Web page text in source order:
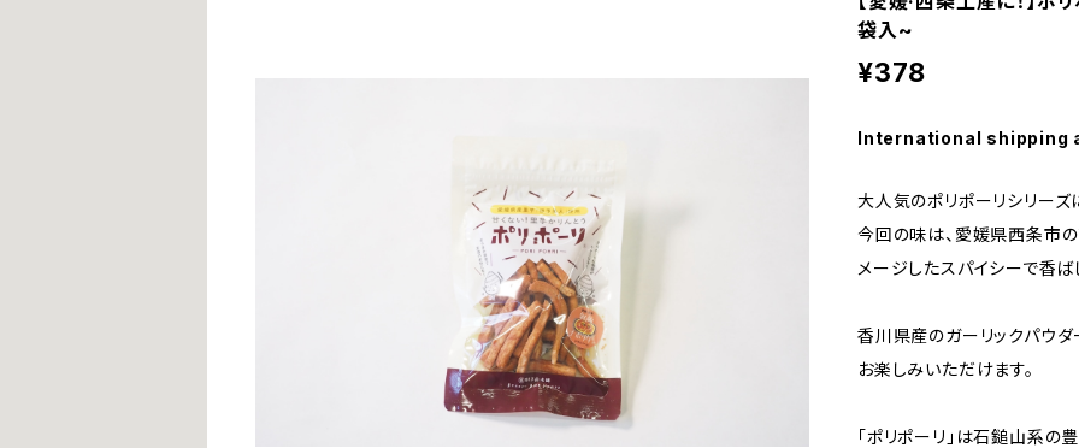
袋入~
¥378
International shipping
大人気のポリポーリシリーズ
今回の味は、愛媛県西条市の
メージしたスパイシーで香ば
香川県産のガーリックパウ
お楽しみいただけます。
「ポリポーリ」は石鎚山系